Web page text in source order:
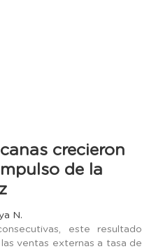
crecieron
de la
N.
este resultado
ventas externas a tasa de